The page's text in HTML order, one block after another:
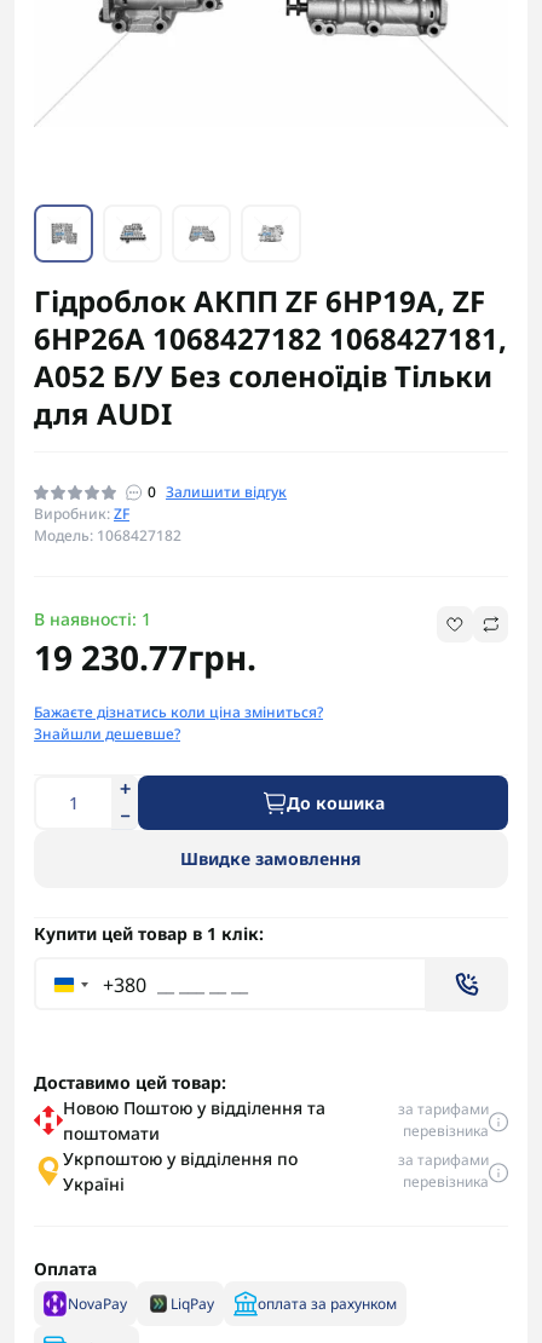
Гідроблок АКПП ZF 6HP19A, ZF
6HP26A 1068427182 1068427181,
A052 Б/У Без соленоїдів Тільки
для AUDI
0 Залишити відгук
Виробник:ZF
Модель: 1068427182
В наявності: 1
19 230.77грн.
Бажаєте дізнатись коли ціна зміниться?
Знайшли дешевше?
До кошика
Швидке замовлення
Купити цей товар в 1 клік:
+380
Доставимо цей товар:
Новою Поштою у відділення та
поштомати
за тарифами
перевізника
Укрпоштою у відділення по
Україні
за тарифами
перевізника
Оплата
NovaPay LiqPay оплата за рахунком